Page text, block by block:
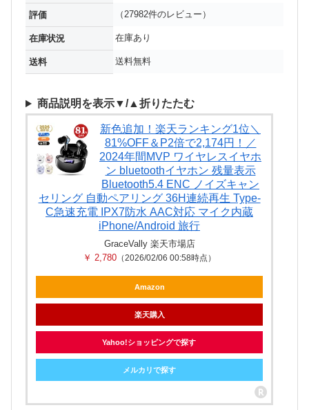
評価 （27982件のレビュー）
在庫状況 在庫あり
送料 送料無料
商品説明を表示▼/▲折りたたむ
新色追加！楽天ランキング1位＼
81%OFF＆P2倍で2,174円！／
2024年間MVP ワイヤレスイヤホ
ン bluetoothイヤホン 残量表示
Bluetooth5.4 ENC ノイズキャン
セリング 自動ペアリング 36H連続再生 Type‐
C急速充電 IPX7防水 AAC対応 マイク内蔵
iPhone/Android 旅行
GraceVally 楽天市場店
￥ 2,780 （2026/02/06 00:58時点）
Amazon
楽天購入
Yahoo!ショッピングで探す
メルカリで探す